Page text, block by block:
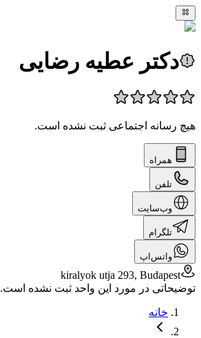
دکتر عطیه رضایی
هیچ رسانه اجتماعی ثبت نشده است.
همراه
تلفن
وب‌سایت
تلگرام
واتس‌اپ
kiralyok utja 293, Budapest
توضیحاتی در مورد این واحد ثبت نشده است.
خانه